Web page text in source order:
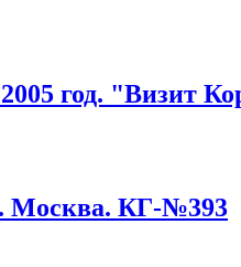
год. "Визит
Москва. КГ-№393